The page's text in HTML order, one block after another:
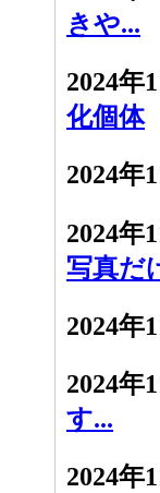
きや...
2024年
化個体
2024年
2024年
写真だ
2024年
2024年
す...
2024年